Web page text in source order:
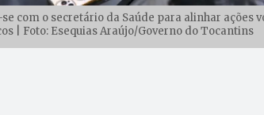
com o secretário da Saúde para alinhar ações
| Foto: Esequias Araújo/Governo do Tocantins